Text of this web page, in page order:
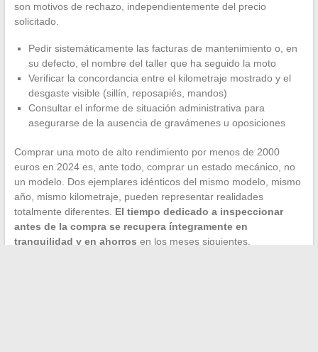
son motivos de rechazo, independientemente del precio
solicitado.
Pedir sistemáticamente las facturas de mantenimiento o, en
su defecto, el nombre del taller que ha seguido la moto
Verificar la concordancia entre el kilometraje mostrado y el
desgaste visible (sillín, reposapiés, mandos)
Consultar el informe de situación administrativa para
asegurarse de la ausencia de gravámenes u oposiciones
Comprar una moto de alto rendimiento por menos de 2000
euros en 2024 es, ante todo, comprar un estado mecánico, no
un modelo. Dos ejemplares idénticos del mismo modelo, mismo
año, mismo kilometraje, pueden representar realidades
totalmente diferentes. El tiempo dedicado a inspeccionar
antes de la compra se recupera íntegramente en
tranquilidad y en ahorros en los meses siguientes.